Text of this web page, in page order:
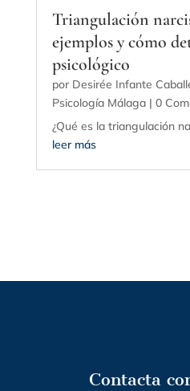
Triangulación
ejemplos y cómo
psicológico
por Desirée Infante
Psicología Málaga| 0
¿Qué es la triangulación
leer más
Contacta